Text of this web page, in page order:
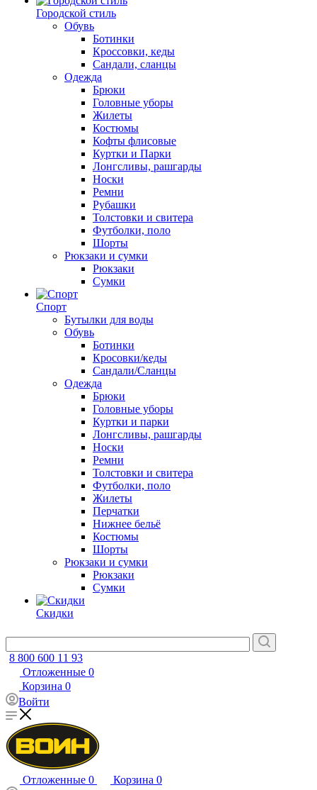
Городской стиль
Обувь
Ботинки
Кроссовки, кеды
Сандали, сланцы
Одежда
Брюки
Головные уборы
Жилеты
Костюмы
Кофты флисовые
Куртки и Парки
Лонгсливы, рашгарды
Носки
Ремни
Рубашки
Толстовки и свитера
Футболки, поло
Шорты
Рюкзаки и сумки
Рюкзаки
Сумки
Спорт
Бутылки для воды
Обувь
Ботинки
Кросовки/кеды
Сандали/Сланцы
Одежда
Брюки
Головные уборы
Куртки и парки
Лонгсливы, рашгарды
Носки
Ремни
Толстовки и свитера
Футболки, поло
Жилеты
Перчатки
Нижнее бельё
Костюмы
Шорты
Рюкзаки и сумки
Рюкзаки
Сумки
Скидки
8 800 600 11 93
Отложенные 0
Корзина 0
Войти
Отложенные 0 Корзина 0